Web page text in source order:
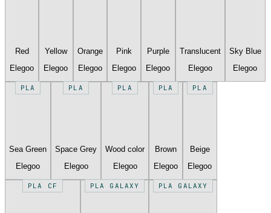
Red
Elegoo
Yellow
Elegoo
Orange
Elegoo
Pink
Elegoo
Purple
Elegoo
Translucent
Elegoo
Sky Blue
Elegoo
PLA
Sea Green
Elegoo
PLA
Space Grey
Elegoo
PLA
Wood color
Elegoo
PLA
Brown
Elegoo
PLA
Beige
Elegoo
PLA CF PLA GALAXY PLA GALAXY